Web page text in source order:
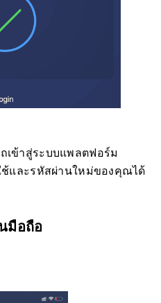
ข้าสู่ระบบแพลตฟอร์ม
และรหัสผ่านใหม่ของคุณได้
มือถือ